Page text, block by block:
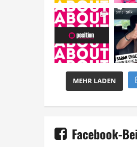
MEHR LADEN
Facebook-